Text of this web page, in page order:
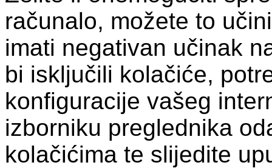
računalo, možete to
imati negativan učinak
bi isključili kolačiće,
konfiguracije vašeg
izborniku preglednika
kolačićima te slijedite